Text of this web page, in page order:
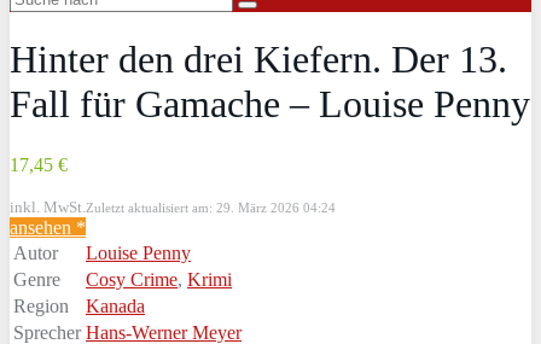
Hinter den drei Kiefern. Der 13.
Fall für Gamache – Louise Penny
17,45 €
inkl. MwSt. Zuletzt aktualisiert am: 29. März 2026 04:24
ansehen *
Autor
Louise Penny
Genre
Cosy Crime, Krimi
Region
Kanada
Sprecher Hans-Werner Meyer